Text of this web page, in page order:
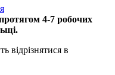
4-7 робочих
відрізнятися в